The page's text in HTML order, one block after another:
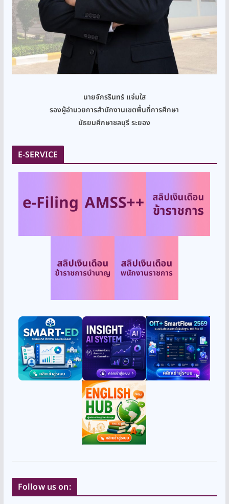
นายจักรรินทร์ แจ่มใส
รองผู้อำนวยการสำนักงานเขตพื้นที่การศึกษา
มัธยมศึกษาชลบุรี ระยอง
E-SERVICE
Follow us on: